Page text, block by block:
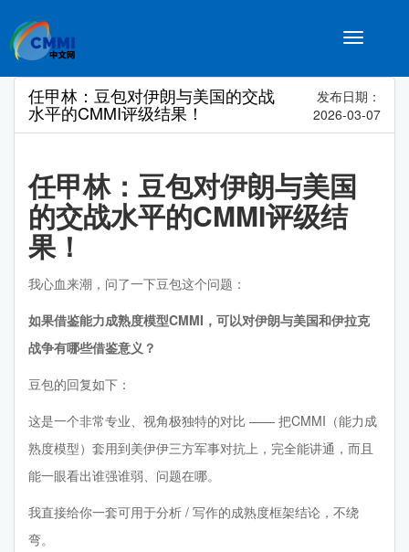
Toggle
任甲林：豆包对伊朗与美国的交战
水平的CMMI评级结果！
发布日期：
2026-03-07
任甲林：豆包对伊朗与美国
的交战水平的CMMI评级结
果！
我心血来潮，问了一下豆包这个问题：
如果借鉴能力成熟度模型CMMI，可以对伊朗与美国和伊拉克
战争有哪些借鉴意义？
豆包的回复如下：
这是一个非常专业、视角极独特的对比 —— 把CMMI（能力成
熟度模型）套用到美伊伊三方军事对抗上，完全能讲通，而且
能一眼看出谁强谁弱、问题在哪。
我直接给你一套可用于分析 / 写作的成熟度框架结论，不绕
弯。